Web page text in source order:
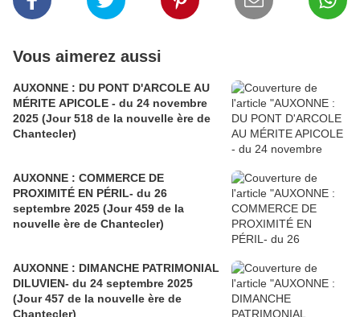
Vous aimerez aussi
AUXONNE : DU PONT D'ARCOLE AU
MÉRITE APICOLE - du 24 novembre
2025 (Jour 518 de la nouvelle ère de
Chantecler)
AUXONNE : COMMERCE DE
PROXIMITÉ EN PÉRIL- du 26
septembre 2025 (Jour 459 de la
nouvelle ère de Chantecler)
AUXONNE : DIMANCHE PATRIMONIAL
DILUVIEN- du 24 septembre 2025
(Jour 457 de la nouvelle ère de
Chantecler)